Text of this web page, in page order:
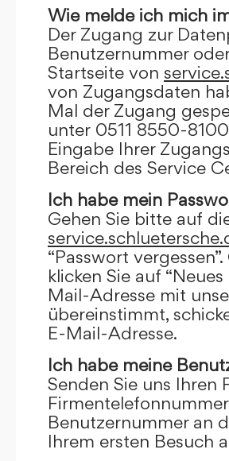
Wie melde ich mich
Der Zugang zur
Benutzernummer
Startseite von
von Zugangsdaten
Mal der Zugang
unter 0511 8550-
Eingabe Ihrer
Bereich des Service
Ich habe mein
Gehen Sie bitte auf
“Passwort
klicken Sie auf
Mail-Adresse mit
übereinstimmt,
E-Mail-Adresse.
Ich habe meine
Senden Sie uns Ihren
Benutzernummer an
Ihrem ersten Besuch